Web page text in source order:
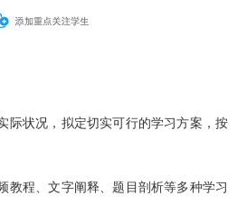
际状况，拟定切实可行的学习方案，按
教程、文字阐释、题目剖析等多种学习